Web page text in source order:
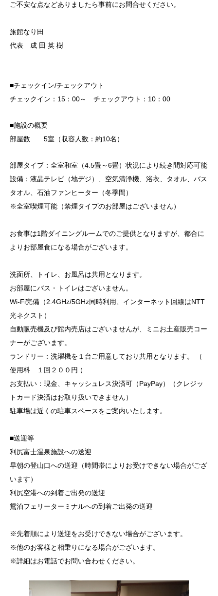
ご不安な点などありましたら事前にお問合せください。
旅館なり田
代表 成 田 英 樹
■チェックイン/チェックアウト
チェックイン：15：00～ チェックアウト：10：00
■施設の概要
部屋数 5室（収容人数：約10名）
部屋タイプ：全室和室（4.5畳～6畳）状況により続き間対応可能
設備：液晶テレビ（地デジ）、空気清浄機、浴衣、タオル、バス
タオル、石油ファンヒーター（冬季間）
※全室喫煙可能（禁煙タイプのお部屋はございません）
お食事は1階ダイニングルームでのご提供となりますが、都合に
よりお部屋食になる場合がございます。
洗面所、トイレ、お風呂は共用となります。
お部屋にバス・トイレはございません。
Wi-Fi完備（2.4GHz/5GHz同時利用、インターネット回線はNTT
光ネクスト）
自動販売機及び館内売店はございませんが、ミニお土産販売コー
ナーがございます。
ランドリー：洗濯機を１台ご用意しており共用となります。 （
使用料 １回２００円 ）
お支払い：現金、キャッシュレス決済可（PayPay）（クレジッ
トカード決済はお取り扱いできません）
駐車場は近くの駐車スペースをご案内いたします。
■送迎等
利尻富士温泉施設への送迎
早朝の登山口への送迎（時間帯によりお受けできない場合がござ
います）
利尻空港への到着ご出発の送迎
鴛泊フェリーターミナルへの到着ご出発の送迎
※先着順により送迎をお受けできない場合がございます。
※他のお客様と相乗りになる場合がございます。
※詳細はお電話でお問い合わせください。